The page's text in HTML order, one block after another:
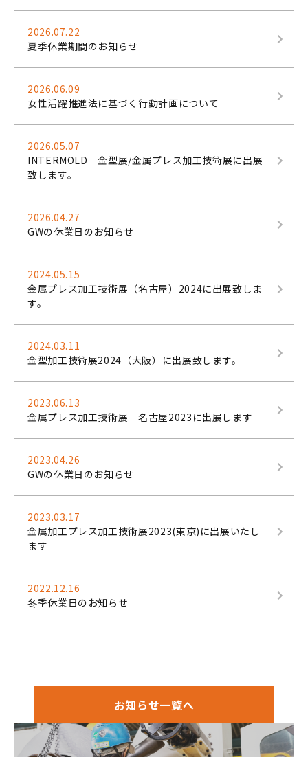
2026.07.22
夏季休業期間のお知らせ
2026.06.09
女性活躍推進法に基づく行動計画について
2026.05.07
INTERMOLD 金型展/金属プレス加工技術展に出展
致します。
2026.04.27
GWの休業日のお知らせ
2024.05.15
金属プレス加工技術展（名古屋）2024に出展致しま
す。
2024.03.11
金型加工技術展2024（大阪）に出展致します。
2023.06.13
金属プレス加工技術展 名古屋2023に出展します
2023.04.26
GWの休業日のお知らせ
2023.03.17
金属加工プレス加工技術展2023(東京)に出展いたし
ます
2022.12.16
冬季休業日のお知らせ
お知らせ一覧へ